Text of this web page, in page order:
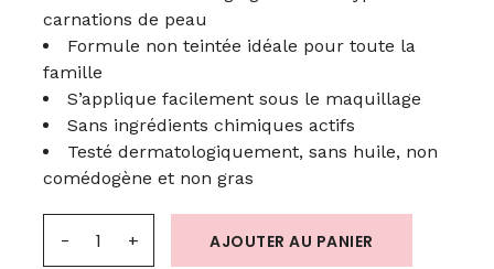
carnations de peau
Formule non teintée idéale pour toute la
famille
S’applique facilement sous le maquillage
Sans ingrédients chimiques actifs
Testé dermatologiquement, sans huile, non
comédogène et non gras
AJOUTER AU PANIER